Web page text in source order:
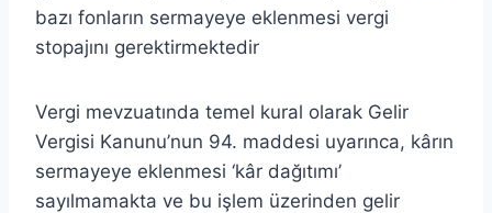
bazı fonların sermayeye eklenmesi vergi
stopajını gerektirmektedir
Vergi mevzuatında temel kural olarak Gelir
Vergisi Kanunu’nun 94. maddesi uyarınca, kârın
sermayeye eklenmesi ‘kâr dağıtımı’
sayılmamakta ve bu işlem üzerinden gelir